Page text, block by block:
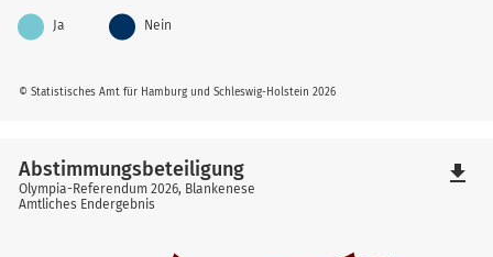
© Statistisches Amt für Hamburg und Schleswig-Holstein 2026
Ja Nein
Abstimmungsbeteiligung
Olympia-Referendum 2026, Blankenese
Amtliches Endergebnis
file_download